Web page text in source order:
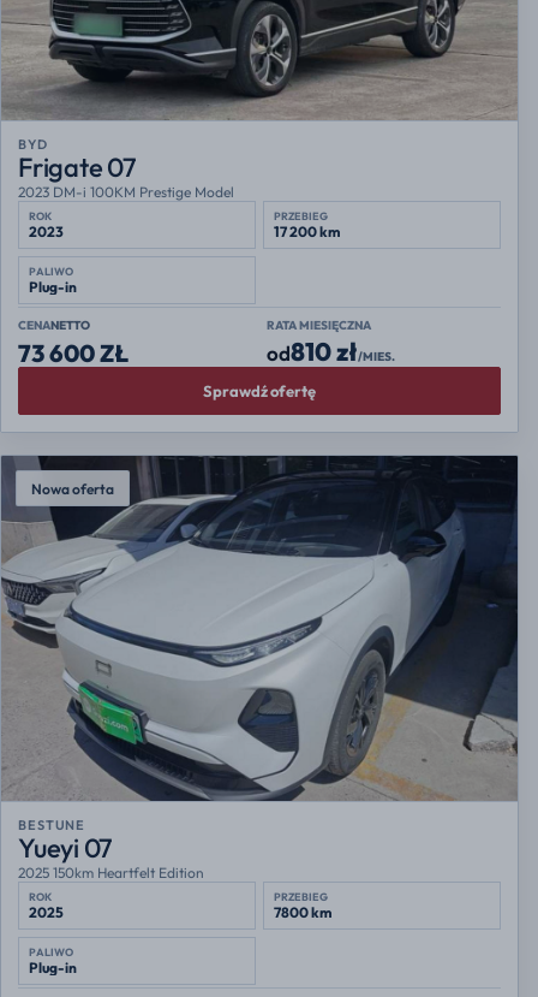
BYD
Frigate 07
2023 DM-i 100KM Prestige Model
ROK
2023
PRZEBIEG
17 200 km
PALIWO
Plug-in
CENANETTO
73 600 ZŁ
RATA MIESIĘCZNA
od810 zł/MIES.
Sprawdź ofertę
Nowa oferta
BESTUNE
Yueyi 07
2025 150km Heartfelt Edition
ROK
2025
PRZEBIEG
7800 km
PALIWO
Plug-in